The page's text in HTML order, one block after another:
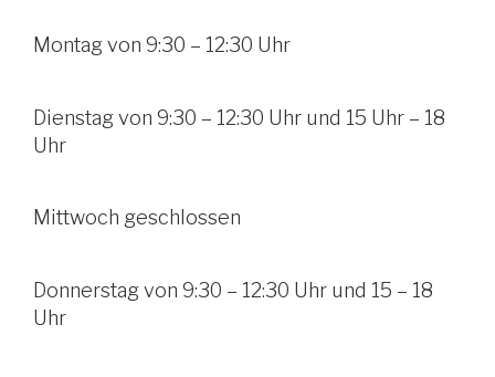
Montag von 9:30 – 12:30 Uhr
Dienstag von 9:30 – 12:30 Uhr und 15 Uhr – 18
Uhr
Mittwoch geschlossen
Donnerstag von 9:30 – 12:30 Uhr und 15 – 18
Uhr